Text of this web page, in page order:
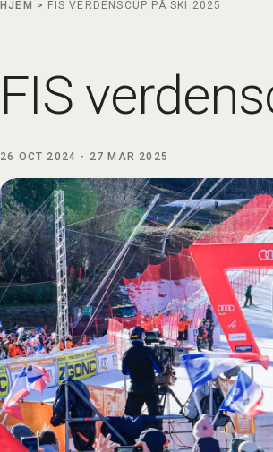
HJEM > FIS VERDENSCUP PÅ SKI 2025
FIS
26 OCT 2024 - 27 MAR 2025